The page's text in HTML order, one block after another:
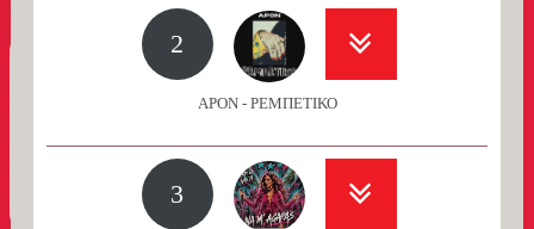
2
APON - ΡΕΜΠΕΤΙΚΟ
3